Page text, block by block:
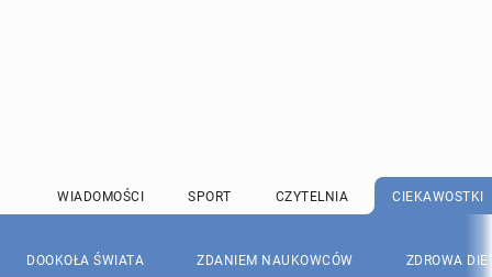
WIADOMOŚCI SPORT CZYTELNIA CIEKAWOSTKI
DOOKOŁA ŚWIATA ZDANIEM NAUKOWCÓW ZDROWA